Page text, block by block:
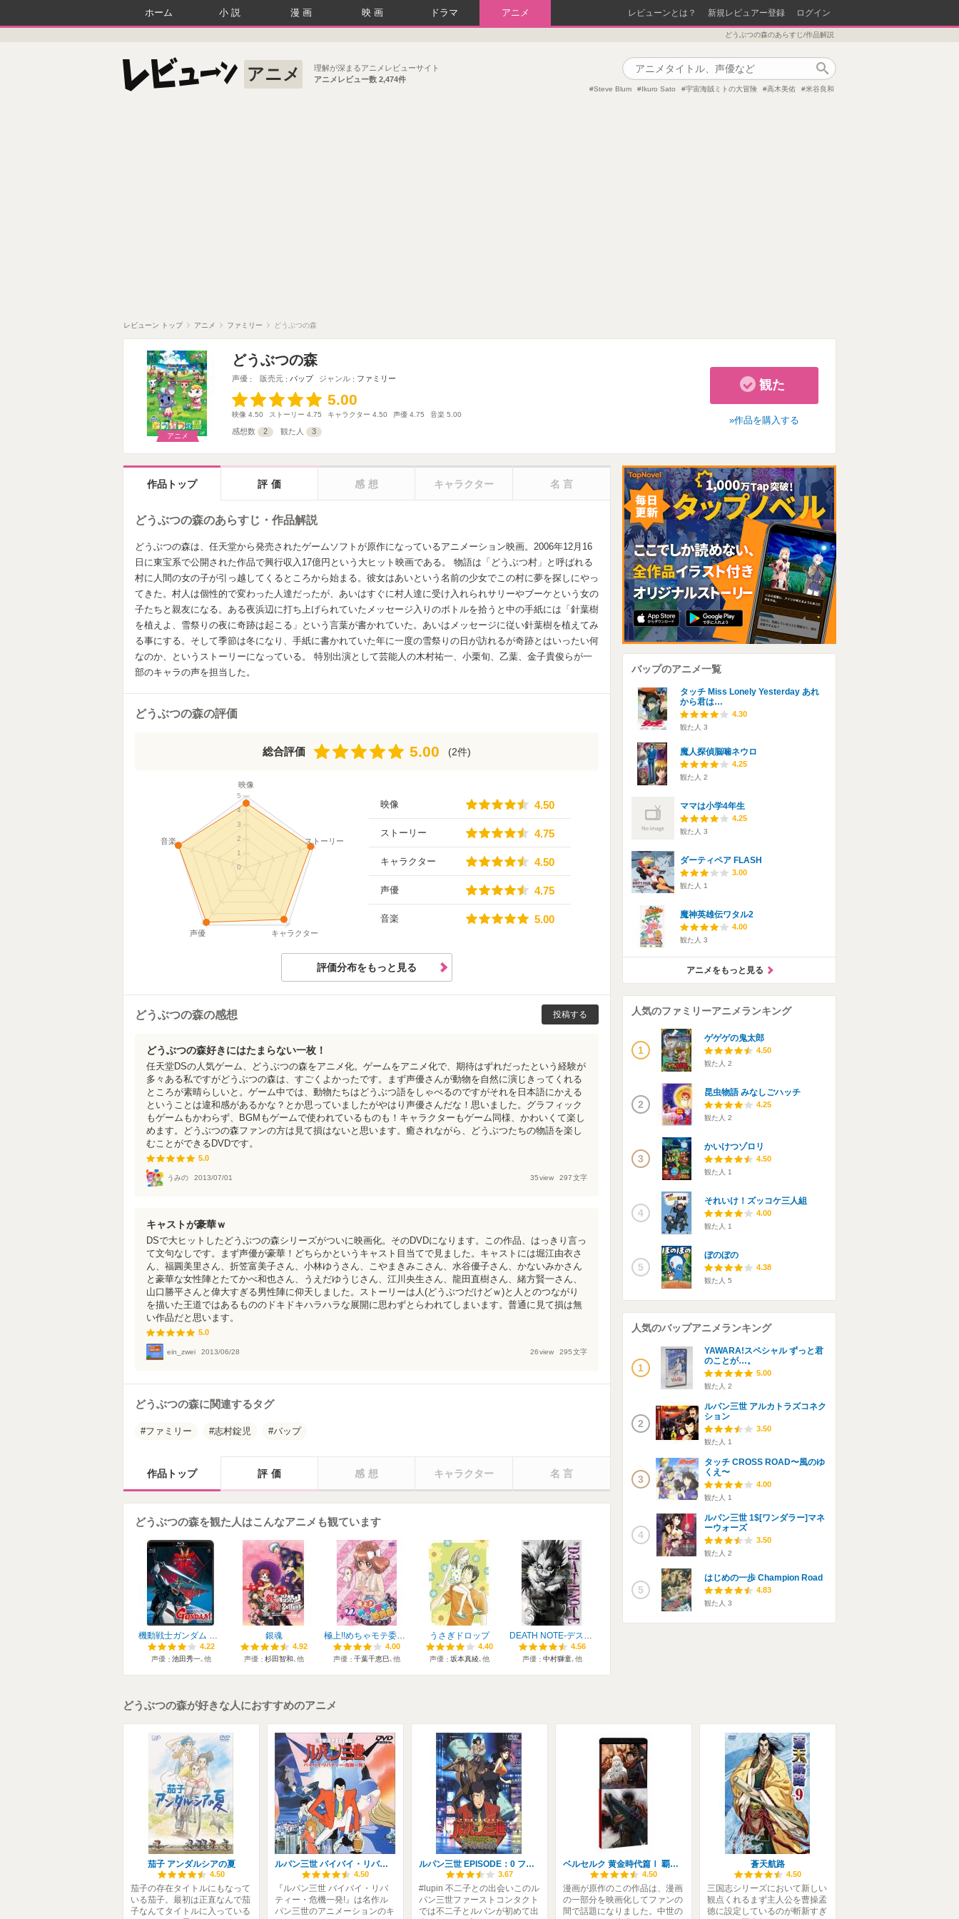
ホーム 小説 漫画 映画 ドラマ アニメ レビューンとは？ 新規レビュアー登録 ログイン
どうぶつの森のあらすじ/作品解説
アニメ
理解が深まるアニメレビューサイト
アニメレビュー数 2,474件
Steve Blum Ikuro Sato 宇宙海賊ミトの大冒険 高木美佑 米谷良和
レビューン トップ アニメ ファミリー どうぶつの森
アニメ
どうぶつの森
声優 販売元 バップ ジャンル ファミリー
5.00
5.00
映像 4.50 ストーリー 4.75 キャラクター 4.50 声優 4.75 音楽 5.00
感想数 2 観た人 3
観た
作品を購入する
作品トップ 評価 感想 キャラクター 名言
どうぶつの森のあらすじ・作品解説
どうぶつの森は、任天堂から発売されたゲームソフトが原作になっているアニメーション映画。2006年12月16
日に東宝系で公開された作品で興行収入17億円という大ヒット映画である。 物語は「どうぶつ村」と呼ばれる
村に人間の女の子が引っ越してくるところから始まる。彼女はあいという名前の少女でこの村に夢を探しにやっ
てきた。村人は個性的で変わった人達だったが、あいはすぐに村人達に受け入れられサリーやブーケという女の
子たちと親友になる。ある夜浜辺に打ち上げられていたメッセージ入りのボトルを拾うと中の手紙には「針葉樹
を植えよ、雪祭りの夜に奇跡は起こる」という言葉が書かれていた。あいはメッセージに従い針葉樹を植えてみ
る事にする。そして季節は冬になり、手紙に書かれていた年に一度の雪祭りの日が訪れるが奇跡とはいったい何
なのか、というストーリーになっている。 特別出演として芸能人の木村祐一、小栗旬、乙葉、金子貴俊らが一
部のキャラの声を担当した。
どうぶつの森の評価
総合評価 5.00
5.00 (2件)
映像
ストーリー
キャラクター
声優
音楽
0
1
2
3
4
5
映像 4.50
4.50
ストーリー 4.75
4.75
キャラクター 4.50
4.50
声優 4.75
4.75
音楽 5.00
5.00
評価分布をもっと見る
どうぶつの森の感想 投稿する
どうぶつの森好きにはたまらない一枚！
任天堂DSの人気ゲーム、どうぶつの森をアニメ化。ゲームをアニメ化で、期待はずれだったという経験が
多々ある私ですがどうぶつの森は、すごくよかったです。まず声優さんが動物を自然に演じきってくれる
ところが素晴らしいと。ゲーム中では、動物たちはどうぶつ語をしゃべるのですがそれを日本語にかえる
ということは違和感があるかな？とか思っていましたがやはり声優さんだな！思いました。グラフィック
もゲームもかわらず、BGMもゲームで使われているものも！キャラクターもゲーム同様、かわいくて楽し
めます。どうぶつの森ファンの方は見て損はないと思います。癒されながら、どうぶつたちの物語を楽し
むことができるDVDです。
5.0
5.0
うみの 2013/07/01 35view 297文字
キャストが豪華ｗ
DSで大ヒットしたどうぶつの森シリーズがついに映画化。そのDVDになります。この作品、はっきり言っ
て文句なしです。まず声優が豪華！どちらかというキャスト目当てで見ました。キャストには堀江由衣さ
ん、福圓美里さん、折笠富美子さん、小林ゆうさん、こやまきみこさん、水谷優子さん、かないみかさん
と豪華な女性陣とたてかべ和也さん、うえだゆうじさん、江川央生さん、龍田直樹さん、緒方賢一さん、
山口勝平さんと偉大すぎる男性陣に仰天しました。ストーリーは人(どうぶつだけどｗ)と人とのつながり
を描いた王道ではあるもののドキドキハラハラな展開に思わずとらわれてしまいます。普通に見て損は無
い作品だと思います。
5.0
5.0
ein_zwei 2013/06/28 26view 295文字
どうぶつの森に関連するタグ
ファミリー 志村錠児 バップ
作品トップ 評価 感想 キャラクター 名言
どうぶつの森を観た人はこんなアニメも観ています
機動戦士ガンダム 逆襲のシャア
4.22
4.22
声優 池田秀一､他
銀魂
4.92
4.92
声優 杉田智和､他
極上!!めちゃモテ委員長
4.00
4.00
声優 千葉千恵巳､他
うさぎドロップ
4.40
4.40
声優 坂本真綾､他
DEATH NOTE-デスノート
4.56
4.56
声優 中村獅童､他
バップのアニメ一覧
タッチ Miss Lonely Yesterday あれ
から君は…
4.30
観た人 3
魔人探偵脳噛ネウロ
4.25
観た人 2
ママは小学4年生
4.25
観た人 3
ダーティペア FLASH
3.00
観た人 1
魔神英雄伝ワタル2
4.00
観た人 3
アニメをもっと見る
人気のファミリーアニメランキング
1
ゲゲゲの鬼太郎
4.50
観た人 2
2
昆虫物語 みなしごハッチ
4.25
観た人 2
3
かいけつゾロリ
4.50
観た人 1
4
それいけ！ズッコケ三人組
4.00
観た人 1
5
ぼのぼの
4.38
観た人 5
人気のバップアニメランキング
1
YAWARA!スペシャル ずっと君
のことが…。
5.00
観た人 2
2
ルパン三世 アルカトラズコネク
ション
3.50
観た人 1
3
タッチ CROSS ROAD〜風のゆ
くえ〜
4.00
観た人 1
4
ルパン三世 1$[ワンダラー]マネ
ーウォーズ
3.50
観た人 2
5
はじめの一歩 Champion Road
4.83
観た人 3
どうぶつの森が好きな人におすすめのアニメ
茄子 アンダルシアの夏
4.50
茄子の存在タイトルにもなって
いる茄子。最初は正直なんで茄
子なんてタイトルに入っている
ルパン三世 バイバイ・リバティー・危機一発!
4.50
『ルパン三世 バイバイ・リバ
ティー・危機一発!』は名作ル
パン三世のアニメーションのキ
ルパン三世 EPISODE：0 ファーストコンタクト
3.67
#lupin 不二子との出会いこのル
パン三世ファーストコンタクト
では不二子とルパンが初めて出
ベルセルク 黄金時代篇Ⅰ 覇王の卵
4.50
漫画が原作のこの作品は、漫画
の一部分を映画化してファンの
間で話題になりました。中世の
蒼天航路
4.50
三国志シリーズにおいて新しい
観点くれるまず主人公を曹操孟
徳に設定しているのが斬新すぎ